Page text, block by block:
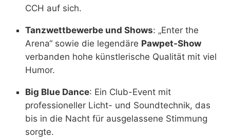
CCH auf sich.
Tanzwettbewerbe und Shows: „Enter the
Arena“ sowie die legendäre Pawpet-Show
verbanden hohe künstlerische Qualität mit viel
Humor.
Big Blue Dance: Ein Club-Event mit
professioneller Licht- und Soundtechnik, das
bis in die Nacht für ausgelassene Stimmung
sorgte.